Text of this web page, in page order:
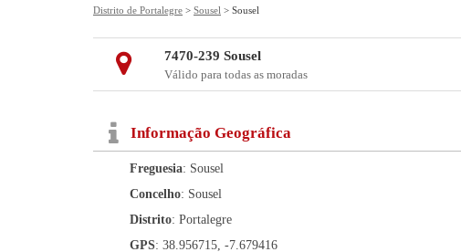
Distrito de Portalegre > Sousel > Sousel
7470-239 Sousel
Válido para todas as moradas
Informação Geográfica
Freguesia: Sousel
Concelho: Sousel
Distrito: Portalegre
GPS: 38.956715, -7.679416